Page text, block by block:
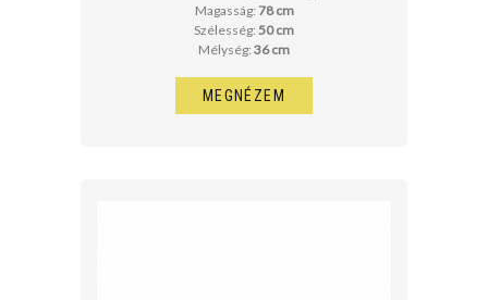
Magasság: 78 cm
Szélesség: 50 cm
Mélység: 36 cm
MEGNÉZEM